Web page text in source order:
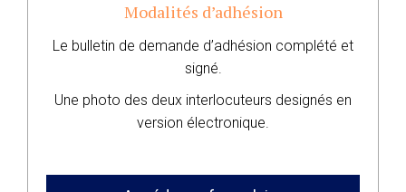
Modalités d’adhésion
Le bulletin de demande d’adhésion complété et
signé.
Une photo des deux interlocuteurs designés en
version électronique.